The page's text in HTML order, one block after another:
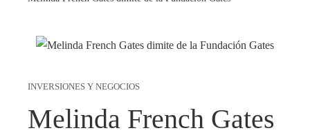
INVERSIONES Y NEGOCIOS
Melinda French Gates